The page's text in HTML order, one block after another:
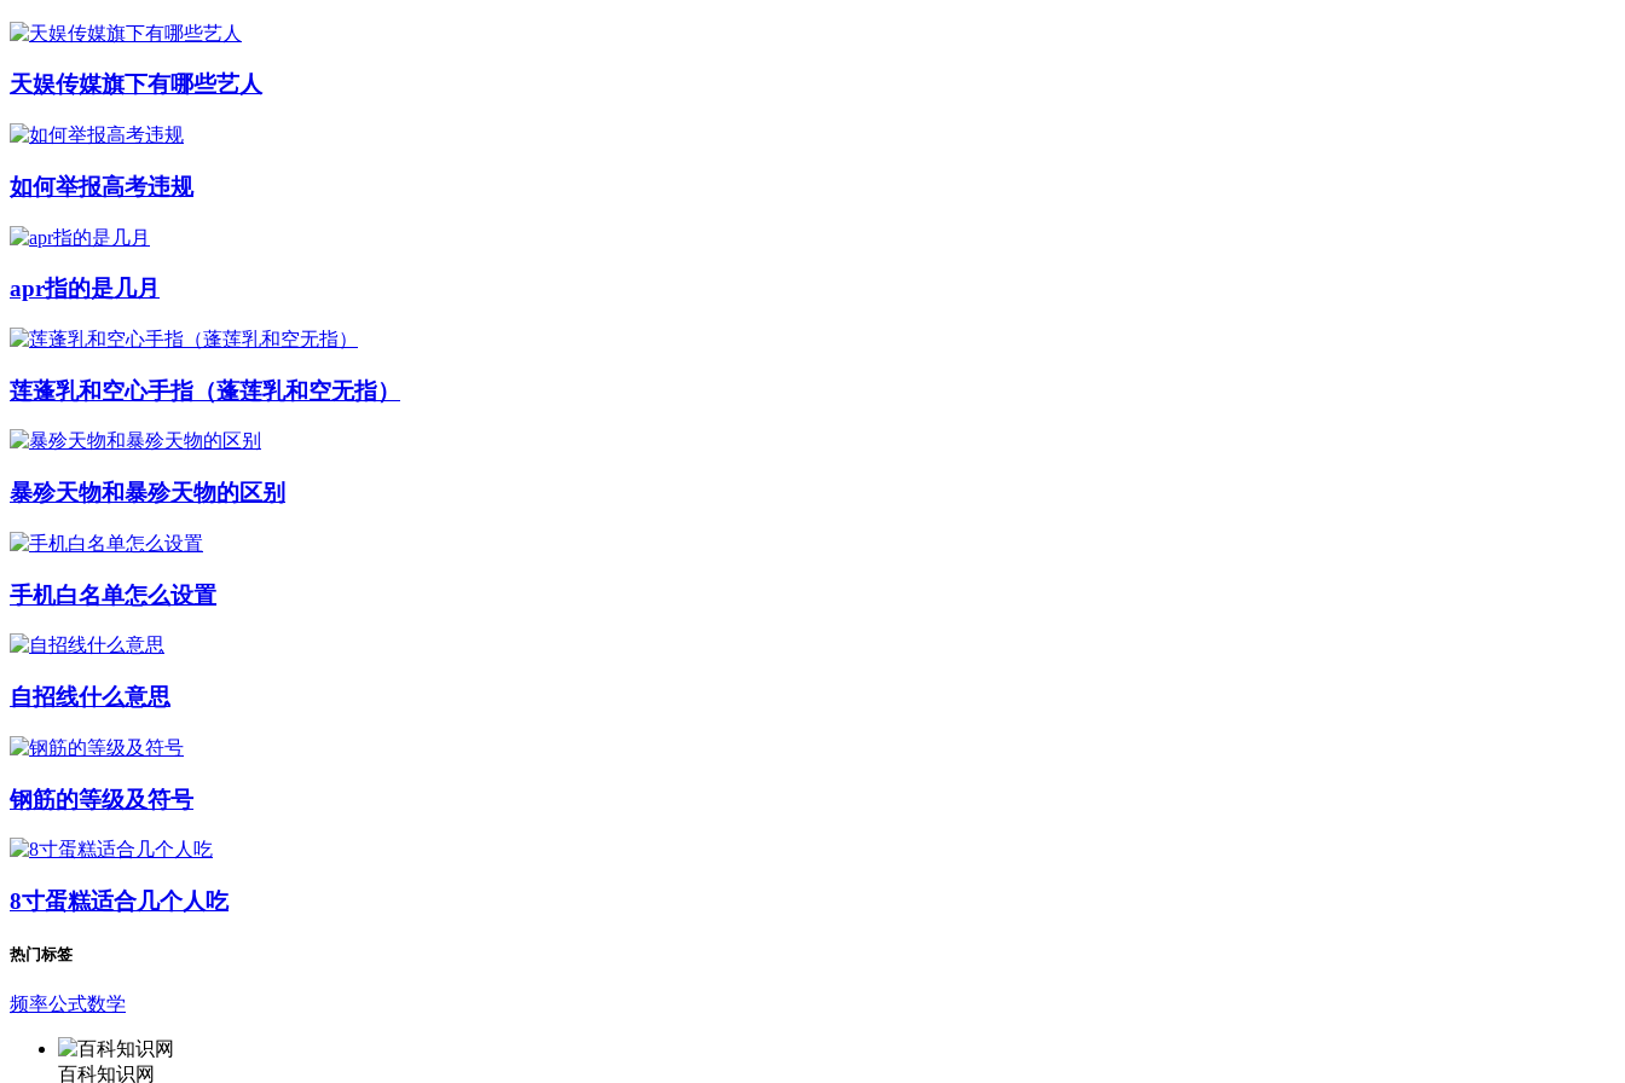
天娱传媒旗下有哪些艺人
如何举报高考违规
apr指的是几月
莲蓬乳和空心手指（蓬莲乳和空无指）
暴殄天物和暴殄天物的区别
手机白名单怎么设置
自招线什么意思
钢筋的等级及符号
8寸蛋糕适合几个人吃
热门标签
频率公式数学
百科知识网